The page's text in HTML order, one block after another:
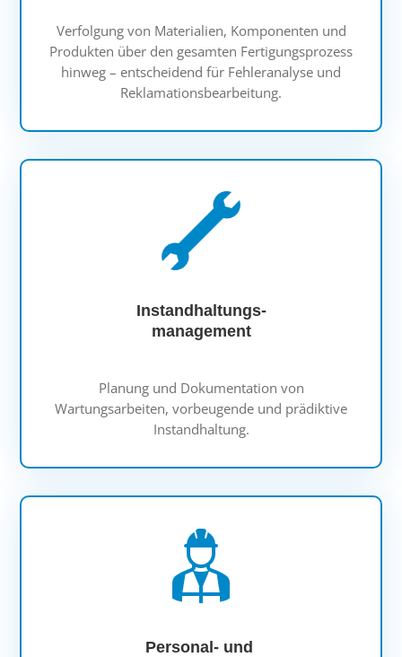
Verfolgung von Materialien, Komponenten und
Produkten über den gesamten Fertigungsprozess
hinweg – entscheidend für Fehleranalyse und
Reklamationsbearbeitung.
Instandhaltungs-
management
Planung und Dokumentation von
Wartungsarbeiten, vorbeugende und prädiktive
Instandhaltung.
Personal- und